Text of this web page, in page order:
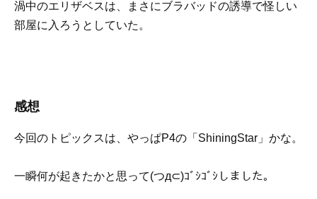
渦中のエリザベスは、まさにブラバッドの誘導で怪しい
部屋に入ろうとしていた。
感想
今回のトピックスは、やっぱP4の「ShiningStar」かな。
一瞬何が起きたかと思って(つд⊂)ｺﾞｼｺﾞｼしました。